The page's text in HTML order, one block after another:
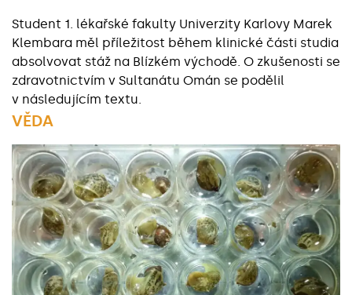
Student 1. lékařské fakulty Univerzity Karlovy Marek
Klembara měl příležitost během klinické části studia
absolvovat stáž na Blízkém východě. O zkušenosti se
zdravotnictvím v Sultanátu Omán se podělil
v následujícím textu.
VĚDA
Základní údaje